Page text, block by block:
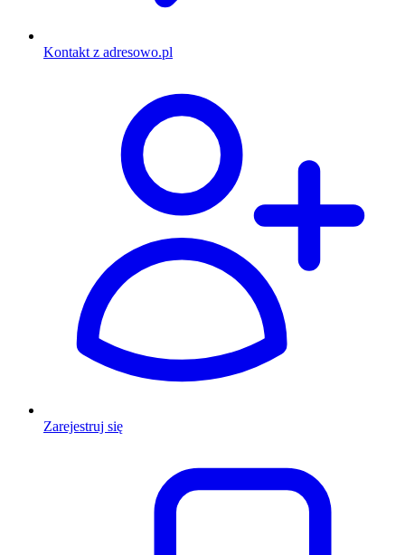
Kontakt z adresowo.pl
Zarejestruj się